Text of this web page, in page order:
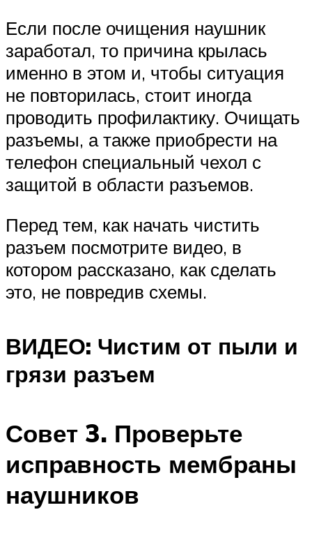
Если после очищения наушник
заработал, то причина крылась
именно в этом и, чтобы ситуация
не повторилась, стоит иногда
проводить профилактику. Очищать
разъемы, а также приобрести на
телефон специальный чехол с
защитой в области разъемов.
Перед тем, как начать чистить
разъем посмотрите видео, в
котором рассказано, как сделать
это, не повредив схемы.
ВИДЕО: Чистим от пыли и
грязи разъем
Совет 3. Проверьте
исправность мембраны
наушников